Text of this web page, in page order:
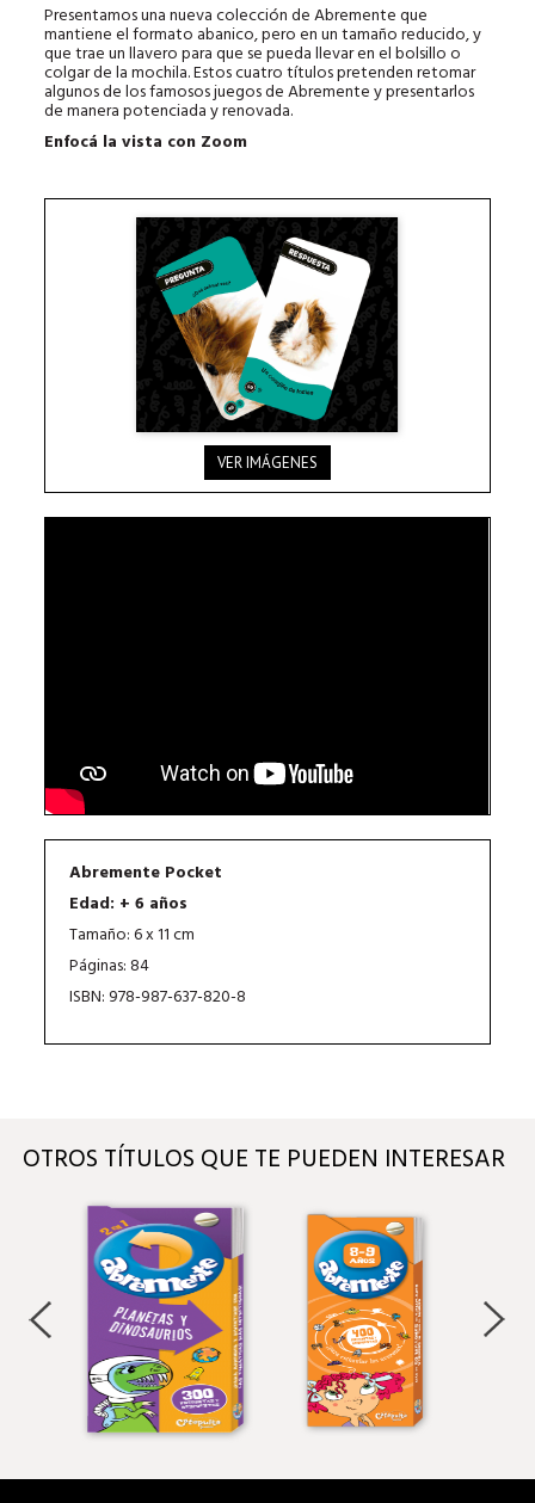
Presentamos una nueva colección de Abremente que
mantiene el formato abanico, pero en un tamaño reducido, y
que trae un llavero para que se pueda llevar en el bolsillo o
colgar de la mochila. Estos cuatro títulos pretenden retomar
algunos de los famosos juegos de Abremente y presentarlos
de manera potenciada y renovada.
Enfocá la vista con Zoom
VER IMÁGENES
Abremente Pocket
Edad: + 6 años
Tamaño: 6 x 11 cm
Páginas: 84
ISBN: 978-987-637-820-8
OTROS TÍTULOS QUE TE PUEDEN INTERESAR